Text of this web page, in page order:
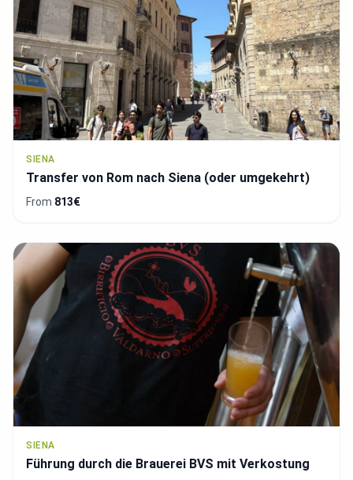
SIENA
Transfer von Rom nach Siena (oder umgekehrt)
From 813€
SIENA
Führung durch die Brauerei BVS mit Verkostung